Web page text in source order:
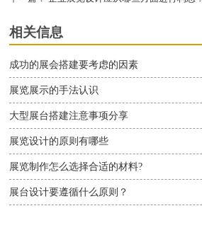
相关信息
成功的展会搭建要考虑的因素
展览展示的手法认识
大型展台搭建注意事项分享
展览设计的原则有哪些
展览制作怎么选择合适的材料?
展台设计要遵循什么原则？